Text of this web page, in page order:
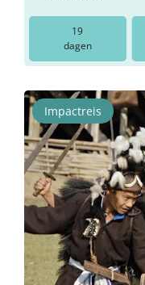
19
dagen
Impactreis